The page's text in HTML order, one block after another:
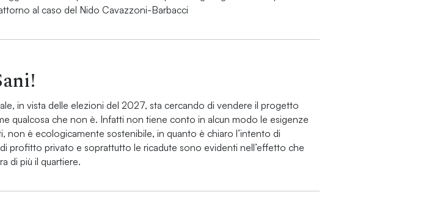
al caso del Nido Cavazzoni-Barbacci
in vista delle elezioni del 2027, sta cercando di vendere il progetto
qualcosa che non è. Infatti non tiene conto in alcun modo le esigenze
non è ecologicamente sostenibile, in quanto è chiaro l’intento di
profitto privato e soprattutto le ricadute sono evidenti nell’effetto che
di più il quartiere.